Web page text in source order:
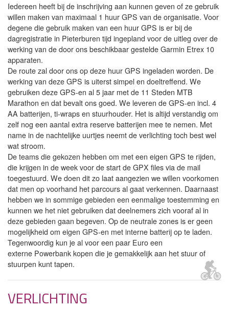
Iedereen heeft bij de inschrijving aan kunnen geven of ze gebruik
willen maken van maximaal 1 huur GPS van de organisatie. Voor
degene die gebruik maken van een huur GPS is er bij de
dagregistratie in Pieterburen tijd ingepland voor de uitleg over de
werking van de door ons beschikbaar gestelde Garmin Etrex 10
apparaten.
De route zal door ons op deze huur GPS ingeladen worden. De
werking van deze GPS is uiterst simpel en doeltreffend. We
gebruiken deze GPS-en al 5 jaar met de 11 Steden MTB
Marathon en dat bevalt ons goed. We leveren de GPS-en incl. 4
AA batterijen, ti-wraps en stuurhouder. Het is altijd verstandig om
zelf nog een aantal extra reserve batterijen mee te nemen. Met
name in de nachtelijke uurtjes neemt de verlichting toch best wel
wat stroom.
De teams die gekozen hebben om met een eigen GPS te rijden,
die krijgen in de week voor de start de GPX files via de mail
toegestuurd. We doen dit zo laat aangezien we willen voorkomen
dat men op voorhand het parcours al gaat verkennen. Daarnaast
hebben we in sommige gebieden een eenmalige toestemming en
kunnen we het niet gebruiken dat deelnemers zich vooraf al in
deze gebieden gaan begeven. Op de neutrale zones is er geen
mogelijkheid om eigen GPS-en met interne batterij op te laden.
Tegenwoordig kun je al voor een paar Euro een
externe Powerbank kopen die je gemakkelijk aan het stuur of
stuurpen kunt tapen.
VERLICHTING